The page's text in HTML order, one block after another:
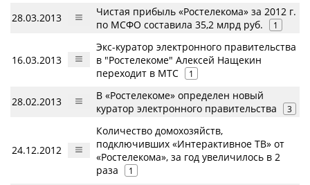
28.03.2013
Чистая прибыль «Ростелекома» за 2012 г.
по МСФО составила 35,2 млрд руб.
1
16.03.2013
Экс-куратор электронного правительства
в "Ростелекоме" Алексей Нащекин
переходит в МТС
1
28.02.2013
В «Ростелекоме» определен новый
куратор электронного правительства
3
24.12.2012
Количество домохозяйств,
подключивших «Интерактивное ТВ» от
«Ростелекома», за год увеличилось в 2
раза
1